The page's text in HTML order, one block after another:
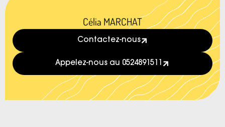
Célia MARCHAT
Contactez-nous
Appelez-nous au 0524891511